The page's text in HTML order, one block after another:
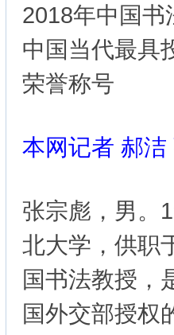
2018年中国书
中国当代最具
荣誉称号
本网记者 郝洁
张宗彪，男。
北大学，供职
国书法教授，
国外交部授权